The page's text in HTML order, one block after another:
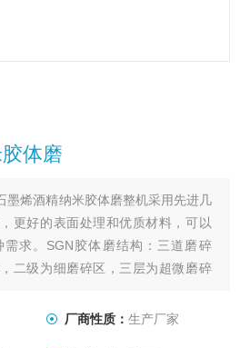
体磨
墨烯酒精纳米胶体磨整机采用先进几
更好的表面处理和优质材料，可以
求。SGN胶体磨结构：三道磨碎
二级为细磨碎区，三层为超微磨碎
厂商性质： 生产厂家